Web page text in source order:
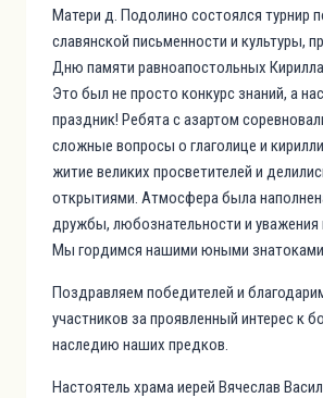
Матери д. Подолино состоялся турнир
славянской письменности и культуры,
Дню памяти равноапостольных
Это был не просто конкурс знаний, а
праздник! Ребята с азартом
сложные вопросы о глаголице и
житие великих просветителей и
открытиями. Атмосфера была
дружбы, любознательности и
Мы гордимся нашими юными знатоками
Поздравляем победителей и
участников за проявленный интерес к
наследию наших предков.
Настоятель храма иерей Вячеслав